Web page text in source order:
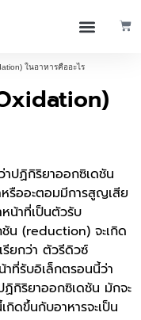
ในอาหารคืออะไร
าปฏิกิริยาออกซิเดชัน
รืออะตอมมีการสูญเสีย
น้าที่เป็นตัวรับ
น (reduction) จะเกิด
รียกว่า ตัวรีดิวซ์
ที่รับอิเล็กตรอนนี้ว่า
กิริยาออกซิเดชัน มักจะ
ดขึ้นกับอาหารจะเป็น